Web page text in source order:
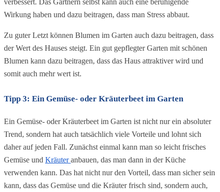
Wirkung haben und dazu beitragen, dass man Stress abbaut.
Zu guter Letzt können Blumen im Garten auch dazu beitragen, dass
der Wert des Hauses steigt. Ein gut gepflegter Garten mit schönen
Blumen kann dazu beitragen, dass das Haus attraktiver wird und
somit auch mehr wert ist.
Tipp 3: Ein Gemüse- oder Kräuterbeet im Garten
Ein Gemüse- oder Kräuterbeet im Garten ist nicht nur ein absoluter
Trend, sondern hat auch tatsächlich viele Vorteile und lohnt sich
daher auf jeden Fall. Zunächst einmal kann man so leicht frisches
Gemüse und Kräuter anbauen, das man dann in der Küche
verwenden kann. Das hat nicht nur den Vorteil, dass man sicher sein
kann, dass das Gemüse und die Kräuter frisch sind, sondern auch,